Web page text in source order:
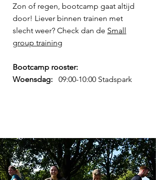
Zon of regen, bootcamp gaat altijd
door! Liever binnen trainen met
slecht weer? Check dan de Small
group training
Bootcamp rooster:
Woensdag:
09:00-10:00 Stadspark